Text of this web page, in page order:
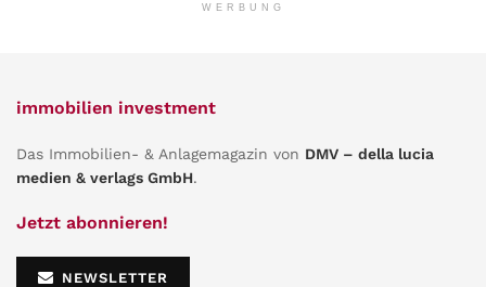
WERBUNG
immobilien investment
Das Immobilien- & Anlagemagazin von DMV – della lucia
medien & verlags GmbH.
Jetzt abonnieren!
NEWSLETTER